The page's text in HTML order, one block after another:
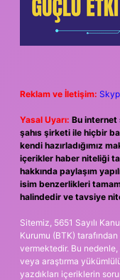
Reklam ve İletişim:
Yasal Uyarı: Bu internet
şahıs şirketi ile hiçbir
kendi hazırladığımız
içerikler haber niteliği
hakkında paylaşım
isim benzerlikleri
halindedir ve tavsiye
Sitemiz, 5651 Sayılı
Kurumu (BTK)
vermektedir. Bu
veya araştırma
yazdıkları içeriklerin